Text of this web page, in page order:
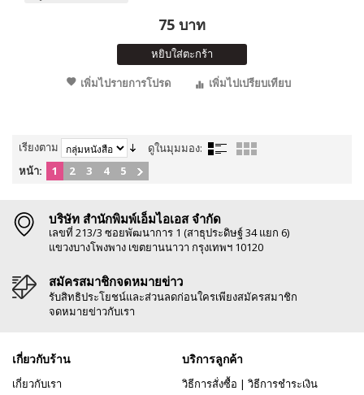
75 บาท
หยิบใส่ตะกร้า
เพิ่มไปรายการโปรด
เพิ่มไปเปรียบเทียบ
เรียงตาม
ดูในมุมมอง:
หน้า:
1 2 3 4 5
บริษัท สำนักพิมพ์เอ็มไอเอส จำกัด
เลขที่ 213/3 ซอยพัฒนาการ 1 (สาธุประดิษฐ์ 34 แยก 6)
แขวงบางโพงพาง เขตยานนาวา กรุงเทพฯ 10120
สมัครสมาชิกจดหมายข่าว
รับสิทธิประโยชน์และส่วนลดก่อนใครเพียงสมัครสมาชิก
จดหมายข่าวกับเรา
เกี่ยวกับร้าน
เกี่ยวกับเรา
บริการลูกค้า
วิธีการสั่งซื้อ | วิธีการชำระเงิน